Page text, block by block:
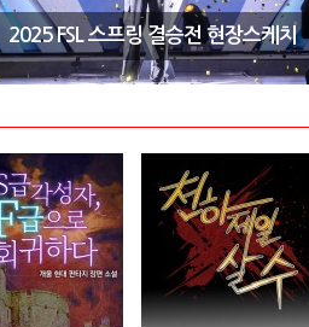
2025 FSL 스프링 결승전 현장스케치